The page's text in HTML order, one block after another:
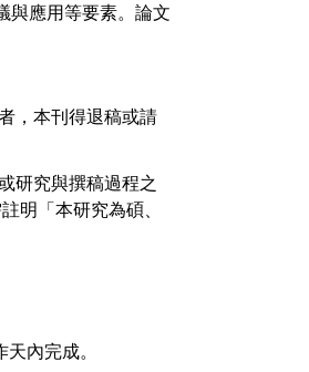
與應用等要素。論文
，本刊得退稿或請
研究與撰稿過程之
明「本研究為碩、
天內完成。